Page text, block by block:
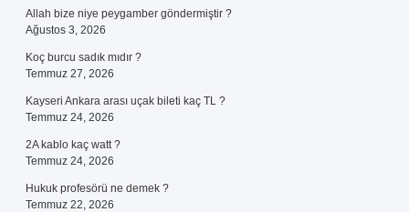
Allah bize niye peygamber göndermiştir ?
Ağustos 3, 2026
Koç burcu sadık mıdır ?
Temmuz 27, 2026
Kayseri Ankara arası uçak bileti kaç TL ?
Temmuz 24, 2026
2A kablo kaç watt ?
Temmuz 24, 2026
Hukuk profesörü ne demek ?
Temmuz 22, 2026